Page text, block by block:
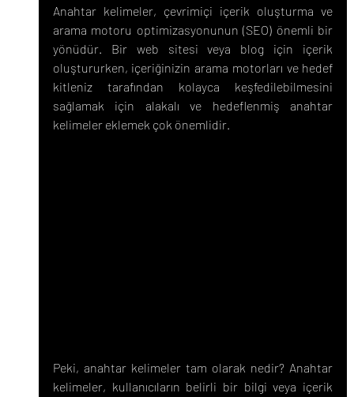
Anahtar kelimeler, çevrimiçi içerik oluşturma ve
arama motoru optimizasyonunun (SEO) önemli bir
yönüdür. Bir web sitesi veya blog için içerik
oluştururken, içeriğinizin arama motorları ve hedef
kitleniz tarafından kolayca keşfedilebilmesini
sağlamak için alakalı ve hedeflenmiş anahtar
kelimeler eklemek çok önemlidir.
Peki, anahtar kelimeler tam olarak nedir? Anahtar
kelimeler, kullanıcıların belirli bir bilgi veya içerik